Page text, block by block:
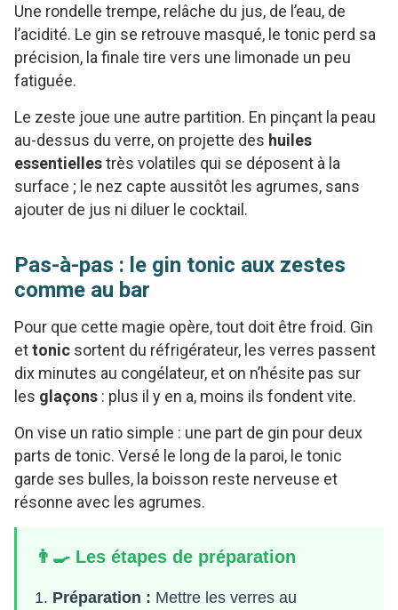
Une rondelle trempe, relâche du jus, de l’eau, de
l’acidité. Le gin se retrouve masqué, le tonic perd sa
précision, la finale tire vers une limonade un peu
fatiguée.
Le zeste joue une autre partition. En pinçant la peau
au-dessus du verre, on projette des huiles
essentiellestrès volatiles qui se déposent à la
surface ; le nez capte aussitôt les agrumes, sans
ajouter de jus ni diluer le cocktail.
Pas-à-pas : le gin tonic aux zestes
comme au bar
Pour que cette magie opère, tout doit être froid. Gin
ettonic sortent du réfrigérateur, les verres passent
dix minutes au congélateur, et on n’hésite pas sur
les glaçons : plus il y en a, moins ils fondent vite.
On vise un ratio simple : une part de gin pour deux
parts de tonic. Versé le long de la paroi, le tonic
garde ses bulles, la boisson reste nerveuse et
résonne avec les agrumes.
👨‍🍳 Les étapes de préparation
Préparation : Mettre les verres au